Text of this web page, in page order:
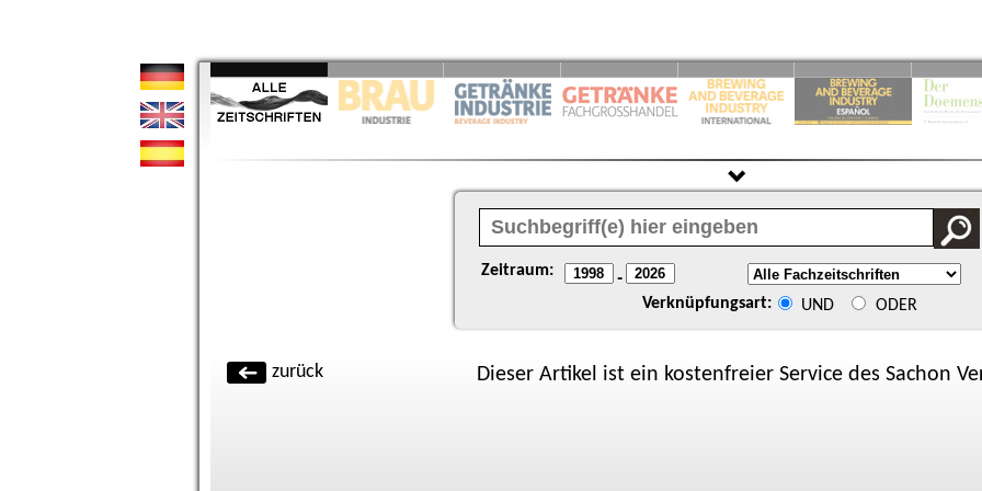
Zeitraum: -
Verknüpfungsart: UND ODER
zurück Dieser Artikel ist ein kostenfreier Service des Sachon